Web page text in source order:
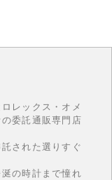
レックス・オメ
委託通販専門店
された選りすぐ
の時計まで憧れ